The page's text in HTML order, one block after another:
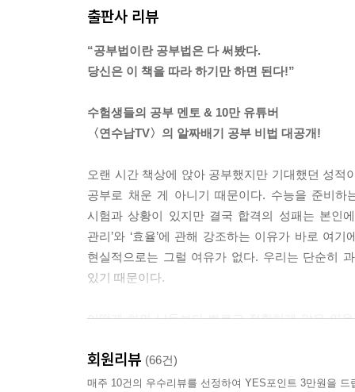
올 것 같다. “아는 것을 늘려나가는 거랑 모르는
추가로 붙기 때문인데, 이렇게 정리할 수 있다. ‘시
얄팍한 공부 기술로 적당히 공부해서 원하는 곳
로를 단단하게 받치는 자존감도 키워야 한다. 이 모
--- 「3부│합격에 최적화된 몸과 마음을 만드는 체
합격하지 못했는가? 성적이 정체되어 있는가? 본
부법을 무조건적으로 따라하라는 말이 아니다.
한 공부법을 발전시켜 더 효율적인 공부법을 개발
출판사 리뷰
“공부법이란 공부법은 다 써봤다.
당신은 이 책을 따라 하기만 하면 된다!”
수험생들의 공부 멘토 & 10만 유튜버
〈연수남TV〉의 알짜배기 공부 비법 대공개!
오랜 시간 책상에 앉아 공부했지만 기대했던 성
공부로 채운 게 아니기 때문이다. 수능을 준비
시험과 상황이 있지만 결국 합격의 성패는 본인
관리’와 ‘효율’에 관해 강조하는 이유가 바로 여
현실적으로는 그럴 여유가 없다. 우리는 단순히
있기 때문이다.
어떻게 하면 남들보다 빠르고 정확하게 많은 양
공부 때문에 고민인 사람들에게 그동안 개발한
공부 유튜버가 되었다. 『모든 시험에 적용되는
회원리뷰 (66건)
매주 10건의 우수리뷰를 선정하여 YES포인트 3만원을 드